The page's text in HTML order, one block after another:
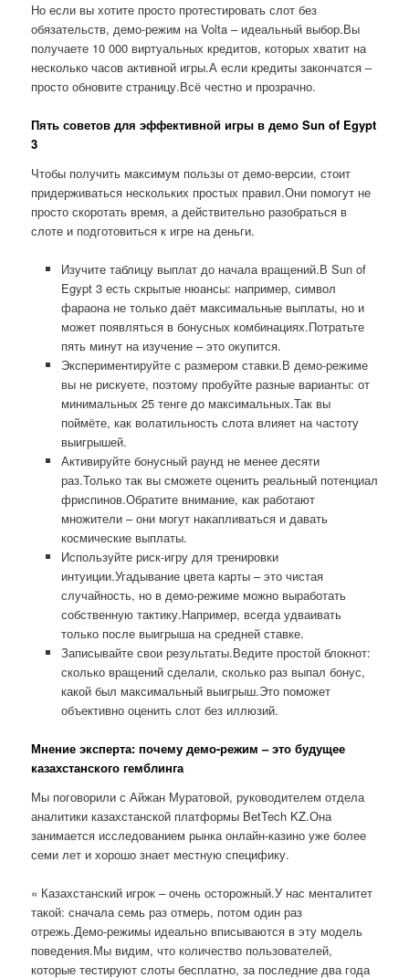
Но если вы хотите просто протестировать слот без
обязательств, демо-режим на Volta – идеальный выбор.Вы
получаете 10 000 виртуальных кредитов, которых хватит на
несколько часов активной игры.А если кредиты закончатся –
просто обновите страницу.Всё честно и прозрачно.
Пять советов для эффективной игры в демо Sun of Egypt
3
Чтобы получить максимум пользы от демо-версии, стоит
придерживаться нескольких простых правил.Они помогут не
просто скоротать время, а действительно разобраться в
слоте и подготовиться к игре на деньги.
Изучите таблицу выплат до начала вращений.В Sun of
Egypt 3 есть скрытые нюансы: например, символ
фараона не только даёт максимальные выплаты, но и
может появляться в бонусных комбинациях.Потратьте
пять минут на изучение – это окупится.
Экспериментируйте с размером ставки.В демо-режиме
вы не рискуете, поэтому пробуйте разные варианты: от
минимальных 25 тенге до максимальных.Так вы
поймёте, как волатильность слота влияет на частоту
выигрышей.
Активируйте бонусный раунд не менее десяти
раз.Только так вы сможете оценить реальный потенциал
фриспинов.Обратите внимание, как работают
множители – они могут накапливаться и давать
космические выплаты.
Используйте риск-игру для тренировки
интуиции.Угадывание цвета карты – это чистая
случайность, но в демо-режиме можно выработать
собственную тактику.Например, всегда удваивать
только после выигрыша на средней ставке.
Записывайте свои результаты.Ведите простой блокнот:
сколько вращений сделали, сколько раз выпал бонус,
какой был максимальный выигрыш.Это поможет
объективно оценить слот без иллюзий.
Мнение эксперта: почему демо-режим – это будущее
казахстанского гемблинга
Мы поговорили с Айжан Муратовой, руководителем отдела
аналитики казахстанской платформы BetTech KZ.Она
занимается исследованием рынка онлайн-казино уже более
семи лет и хорошо знает местную специфику.
« Казахстанский игрок – очень осторожный.У нас менталитет
такой: сначала семь раз отмерь, потом один раз
отрежь.Демо-режимы идеально вписываются в эту модель
поведения.Мы видим, что количество пользователей,
которые тестируют слоты бесплатно, за последние два года